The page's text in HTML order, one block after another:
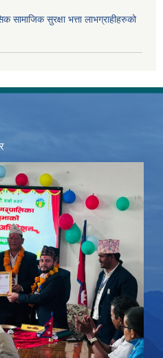
सुरक्षा भत्ता लाभग्राहीहरुको